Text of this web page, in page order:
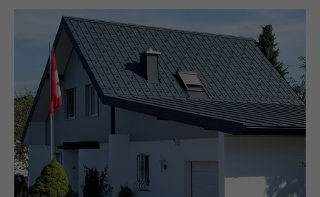
NAVN bcookie
UDBYDER LinkedIn
FORLØB 2 år
FORMÅL
Bruges af den sociale netværkstjeneste
LinkedIn til at spore brugen af indlejrede